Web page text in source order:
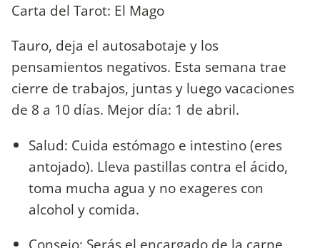
Carta del Tarot: El Mago
Tauro, deja el autosabotaje y los
pensamientos negativos. Esta semana trae
cierre de trabajos, juntas y luego vacaciones
de 8 a 10 días. Mejor día: 1 de abril.
Salud: Cuida estómago e intestino (eres
antojado). Lleva pastillas contra el ácido,
toma mucha agua y no exageres con
alcohol y comida.
Consejo: Serás el encargado de la carne